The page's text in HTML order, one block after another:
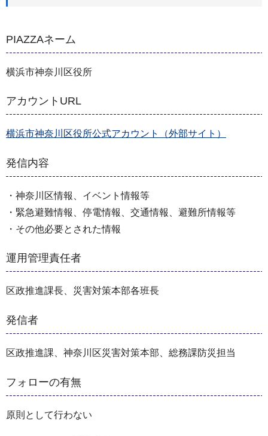
PIAZZAネーム
横浜市神奈川区役所
アカウントURL
横浜市神奈川区役所公式アカウント（外部サイト）
発信内容
・神奈川区情報、イベント情報等
・緊急避難情報、停電情報、交通情報、避難所情報等
・その他必要とされた情報
運用管理責任者
区政推進課長、災害対策本部各班長
発信者
区政推進課、神奈川区災害対策本部、総務課防災担当
フォローの有無
原則として行わない